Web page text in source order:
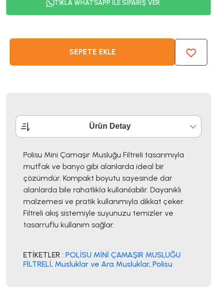
TIKLA WHATSAPP İLE SİPARİŞ VER
SEPETE EKLE
Ürün Detay
Polisu Mini Çamaşır Musluğu Filtreli tasarımıyla
mutfak ve banyo gibi alanlarda ideal bir
çözümdür. Kompakt boyutu sayesinde dar
alanlarda bile rahatlıkla kullanılabilir. Dayanıklı
malzemesi ve pratik kullanımıyla dikkat çeker.
Filtreli akış sistemiyle suyunuzu temizler ve
tasarruflu kullanım sağlar.
ETİKETLER : POLİSU MİNİ ÇAMAŞIR MUSLUĞU
FİLTRELİ, Musluklar ve Ara Musluklar, Polisu